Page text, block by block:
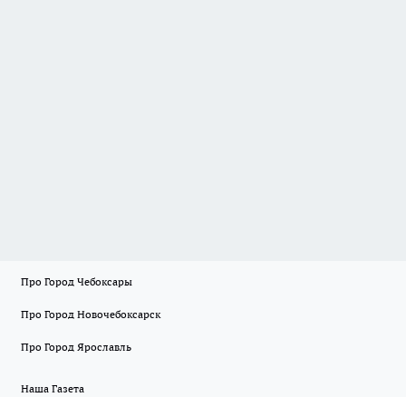
Про Город Чебоксары
Про Город Новочебоксарск
Про Город Ярославль
Наша Газета